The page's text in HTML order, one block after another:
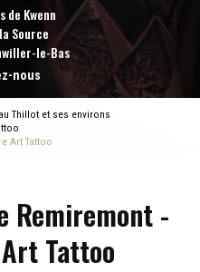
de Kwenn
Source
le-Bas
nous
Thillot et ses environs
Art Tattoo
Remiremont -
Tattoo